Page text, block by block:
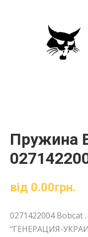
Пружина
від 0.00грн.
0271422004 Bobcat
“ГЕНЕРАЦИЯ-